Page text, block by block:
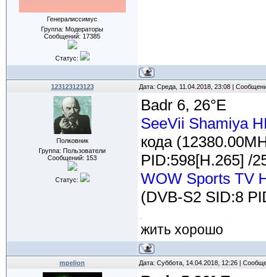
Генералиссимус
Группа: Модераторы
Сообщений: 17385
Статус:
123123123123 Дата: Среда, 11.04.2018, 23:08 |
Полковник
Группа: Пользователи
Сообщений: 153
Статус:
Badr 6, 26°E
SeeVii Shamiya
кода
PID:598[H.265] /
WOW Sports TV
(DVB-S2 SID:8
жить хорошо
mpelion Дата: Суббота, 14.04.2018, 12:26 |